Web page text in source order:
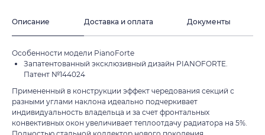
Описание Доставка и оплата Документы
Особенности модели PianoForte
Запатентованный эксклюзивный дизайн PIANOFORTE.
Патент №144024
Примененный в конструкции эффект чередования секций с
разными углами наклона идеально подчеркивает
индивидуальность владельца и за счет фронтальных
конвективных окон увеличивает теплоотдачу радиатора на 5%.